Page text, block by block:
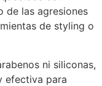
de las agresiones
de styling o
ni siliconas,
efectiva para